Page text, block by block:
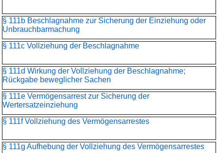
§ 111b Beschlagnahme zur Sicherung der Einziehung oder
Unbrauchbarmachung
§ 111c Vollziehung der Beschlagnahme
§ 111d Wirkung der Vollziehung der Beschlagnahme;
Rückgabe beweglicher Sachen
§ 111e Vermögensarrest zur Sicherung der
Wertersatzeinziehung
§ 111f Vollziehung des Vermögensarrestes
§ 111g Aufhebung der Vollziehung des Vermögensarrestes